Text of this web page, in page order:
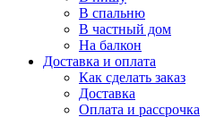
В спальню
В частный дом
На балкон
Доставка и оплата
Как сделать заказ
Доставка
Оплата и рассрочка